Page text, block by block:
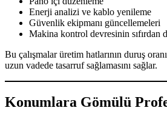
Enerji analizi ve kablo yenileme
Güvenlik ekipmanı güncellemeleri
Makina kontrol devresinin sıfırdan
Bu çalışmalar üretim hatlarının duruş
uzun vadede tasarruf sağlamasını sağlar.
Konumlara Gömülü